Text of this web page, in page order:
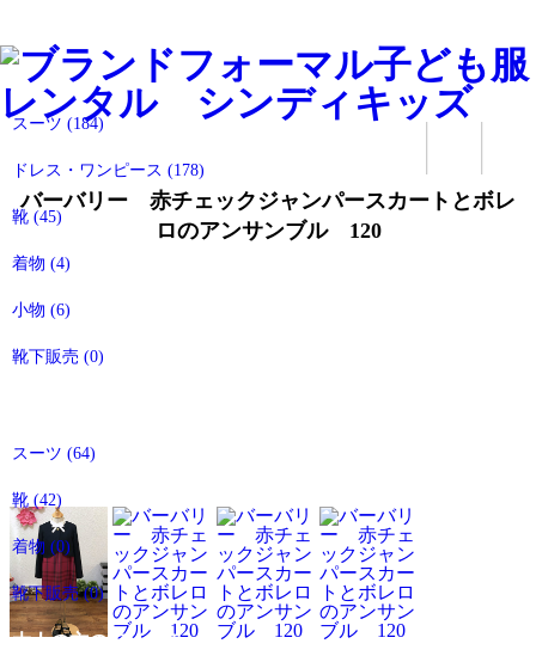
女の子のアイテム
スーツ (184)
ドレス・ワンピース (178)
靴 (45)
着物 (4)
小物 (6)
靴下販売 (0)
スーツ (64)
靴 (42)
着物 (0)
靴下販売(0)
大人の方のアイテム
バーバリー 赤チェックジャンパースカートとボレ
ロのアンサンブル 120